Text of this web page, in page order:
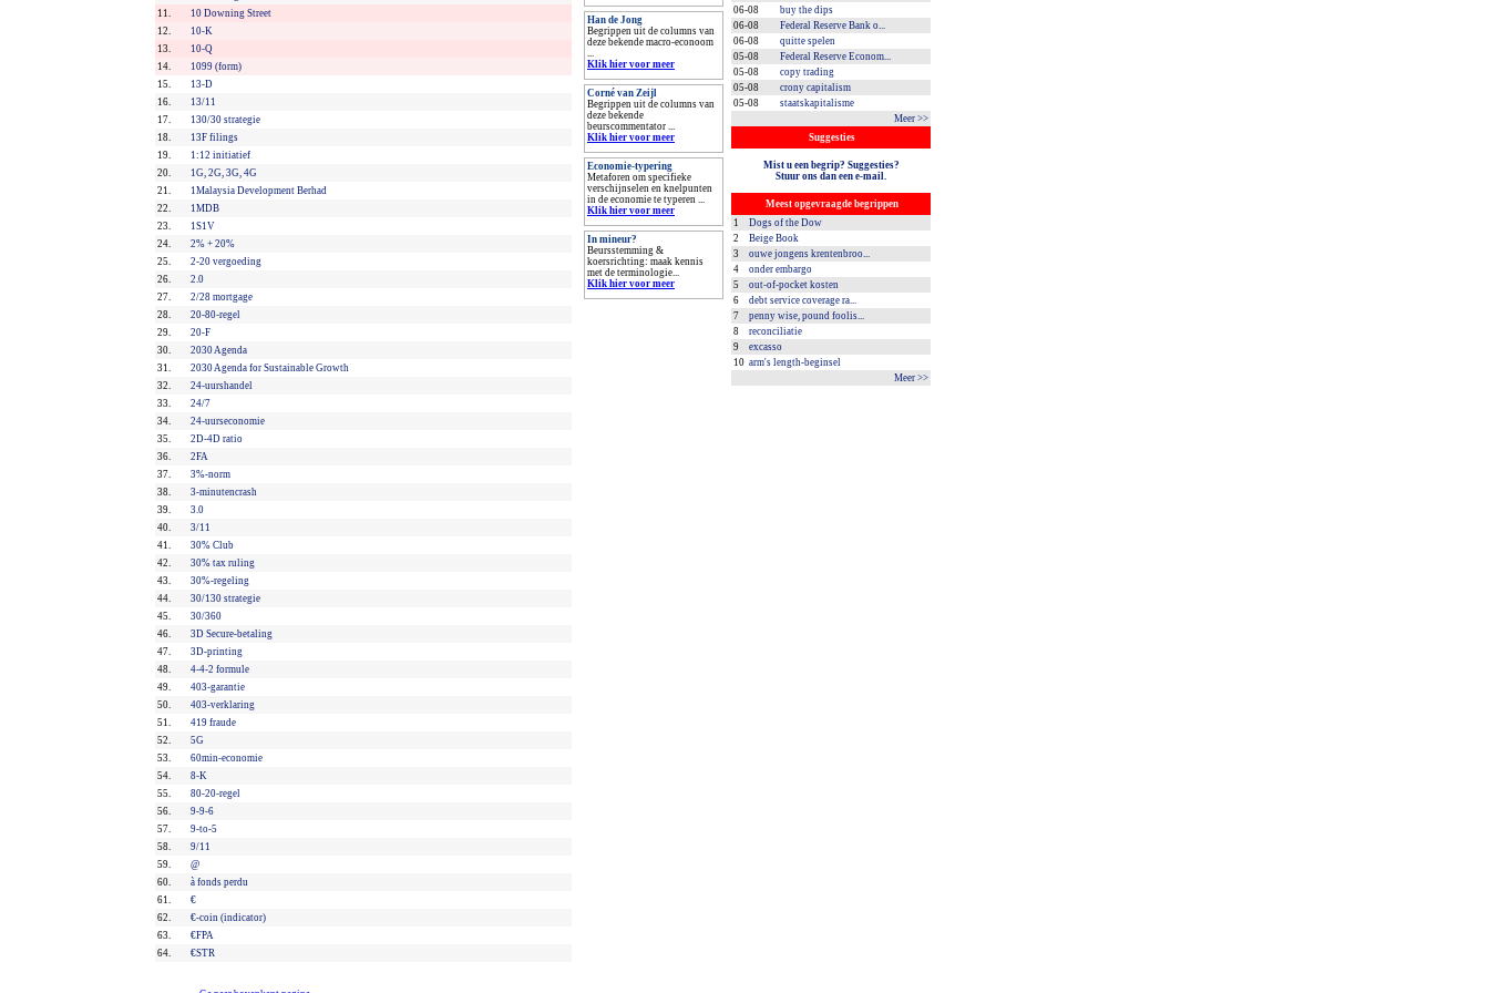
06-08
buy the dips
06-08
Federal Reserve Bank o...
06-08
quitte spelen
05-08
Federal Reserve Econom...
05-08
copy trading
05-08
crony capitalism
05-08
staatskapitalisme
Meer >>
Suggesties
Mist u een begrip? Suggesties?
Stuur ons dan een e-mail.
Meest opgevraagde begrippen
1
Dogs of the Dow
2
Beige Book
3
ouwe jongens krentenbroo...
4
onder embargo
5
out-of-pocket kosten
6
debt service coverage ra...
7
penny wise, pound foolis...
8
reconciliatie
9
excasso
10 arm's length-beginsel
Meer >>
11.
10 Downing Street
12.
10-K
13.
10-Q
14.
1099 (form)
15.
13-D
16.
13/11
17.
130/30 strategie
18.
13F filings
19.
1:12 initiatief
20.
1G, 2G, 3G, 4G
21.
1Malaysia Development Berhad
22.
1MDB
23.
1S1V
24.
2% + 20%
25.
2-20 vergoeding
26.
2.0
27.
2/28 mortgage
28.
20-80-regel
29.
20-F
30.
2030 Agenda
31.
2030 Agenda for Sustainable Growth
32.
24-uurshandel
33.
24/7
34.
24-uurseconomie
35.
2D-4D ratio
36.
2FA
37.
3%-norm
38.
3-minutencrash
39.
3.0
40.
3/11
41.
30% Club
42.
30% tax ruling
43.
30%-regeling
44.
30/130 strategie
45.
30/360
46.
3D Secure-betaling
47.
3D-printing
48.
4-4-2 formule
49.
403-garantie
50.
403-verklaring
51.
419 fraude
52.
5G
53.
60min-economie
54.
8-K
55.
80-20-regel
56.
9-9-6
57.
9-to-5
58.
9/11
59.
@
60.
à fonds perdu
61.
€
62.
€-coin (indicator)
63.
€FPA
64.
€STR
Han de Jong
Begrippen uit de columns van
deze bekende macro-econoom
...
Klik hier voor meer
Corné van Zeijl
Begrippen uit de columns van
deze bekende
beurscommentator ...
Klik hier voor meer
Economie-typering
Metaforen om specifieke
verschijnselen en knelpunten
in de economie te typeren ...
Klik hier voor meer
In mineur?
Beursstemming &
koersrichting: maak kennis
met de terminologie...
Klik hier voor meer